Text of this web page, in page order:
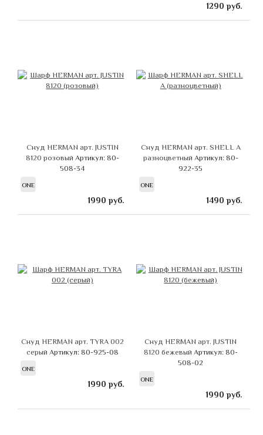
1290 руб.
Снуд HERMAN арт. JUSTIN
8120 розовый Артикул: 80-
508-34
ONE
1990 руб.
Снуд HERMAN арт. SHELL A
разноцветный Артикул: 80-
922-35
ONE
1490 руб.
Снуд HERMAN арт. TYRA 002
серый Артикул: 80-925-08
ONE
1990 руб.
Снуд HERMAN арт. JUSTIN
8120 бежевый Артикул: 80-
508-02
ONE
1990 руб.